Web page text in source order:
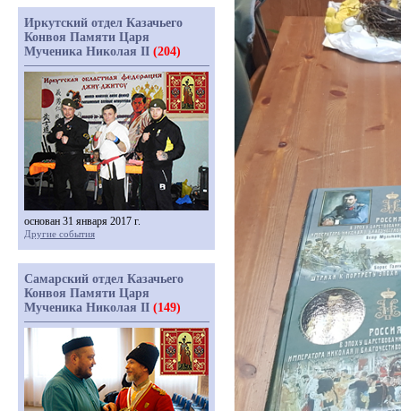
Иркутский отдел Казачьего
Конвоя Памяти Царя
Мученика Николая II (204)
основан 31 января 2017 г.
Другие события
Самарский отдел Казачьего
Конвоя Памяти Царя
Мученика Николая II (149)